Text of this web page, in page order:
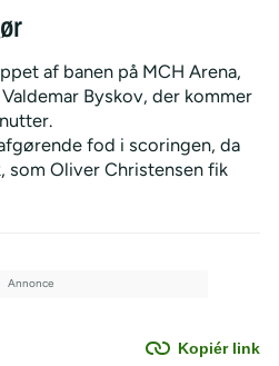
af banen på MCH Arena,
Byskov, der kommer
fod i scoringen, da
som Oliver Christensen fik
Kopiér link